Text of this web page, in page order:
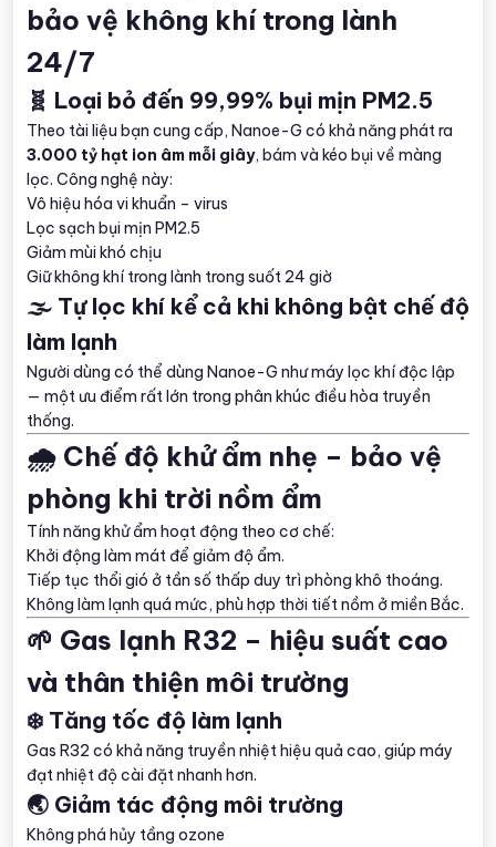
bảo vệ không khí trong lành
24/7
🧬 Loại bỏ đến 99,99% bụi mịn PM2.5
Theo tài liệu bạn cung cấp, Nanoe-G có khả năng phát ra
3.000 tỷ hạt ion âm mỗi giây, bám và kéo bụi về màng
lọc. Công nghệ này:
Vô hiệu hóa vi khuẩn – virus
Lọc sạch bụi mịn PM2.5
Giảm mùi khó chịu
Giữ không khí trong lành trong suốt 24 giờ
🌫️ Tự lọc khí kể cả khi không bật chế độ
làm lạnh
Người dùng có thể dùng Nanoe-G như máy lọc khí độc lập
— một ưu điểm rất lớn trong phân khúc điều hòa truyền
thống.
🌧️ Chế độ khử ẩm nhẹ – bảo vệ
phòng khi trời nồm ẩm
Tính năng khử ẩm hoạt động theo cơ chế:
Khởi động làm mát để giảm độ ẩm.
Tiếp tục thổi gió ở tần số thấp duy trì phòng khô thoáng.
Không làm lạnh quá mức, phù hợp thời tiết nồm ở miền Bắc.
🌱 Gas lạnh R32 – hiệu suất cao
và thân thiện môi trường
❄️ Tăng tốc độ làm lạnh
Gas R32 có khả năng truyền nhiệt hiệu quả cao, giúp máy
đạt nhiệt độ cài đặt nhanh hơn.
🌏 Giảm tác động môi trường
Không phá hủy tầng ozone